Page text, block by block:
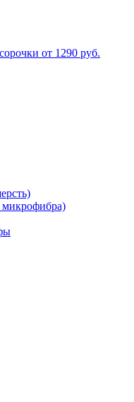
от 1290 руб.
микрофибра)